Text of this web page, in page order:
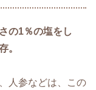
の1％の塩をし
。
人参などは、この